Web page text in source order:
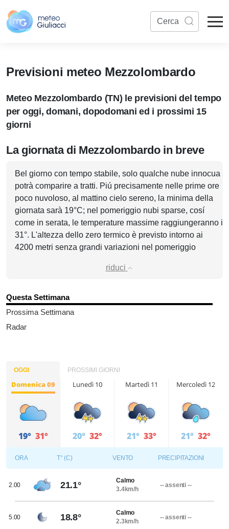
Previsioni meteo Mezzolombardo
Meteo Mezzolombardo (TN) le previsioni del tempo
per oggi, domani, dopodomani ed i prossimi 15
giorni
La giornata di Mezzolombardo in breve
Bel giorno con tempo stabile, solo qualche nube innocua
potrà comparire a tratti. Piú precisamente nelle prime ore
poco nuvoloso, al mattino cielo sereno, la minima della
giornata sarà 19°C; nel pomeriggio nubi sparse, cosí
come in serata, le temperature massime raggiungeranno i
31°. L'altezza dello zero termico è previsto intorno ai
4200 metri senza grandi variazioni nel pomeriggio
riduci
Questa Settimana
Prossima Settimana
Radar
OGGI PROSSIMI GIORNI
Domenica 09
19° 31°
Lunedì 10
20° 32°
Martedì 11
21° 33°
Mercoledì 12
21° 32°
ORA T° (C) VENTO PRECIPITAZIONI
2.00 21.1°
Calmo
3.4km/h
-- assenti --
5.00 18.8°
Calmo
2.3km/h
-- assenti --